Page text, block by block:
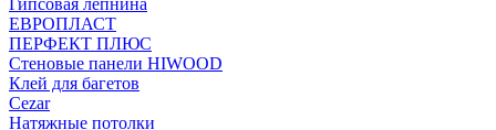
ЕВРОПЛАСТ
ПЕРФЕКТ ПЛЮС
Стеновые панели HIWOOD
Клей для багетов
Cezar
Натяжные потолки